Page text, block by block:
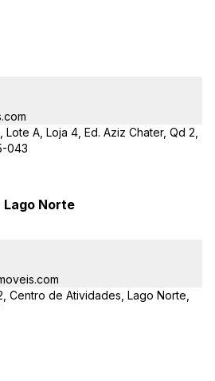
A, Loja 4, Ed. Aziz Chater, Qd 2,
043
Lago Norte
Centro de Atividades, Lago Norte,